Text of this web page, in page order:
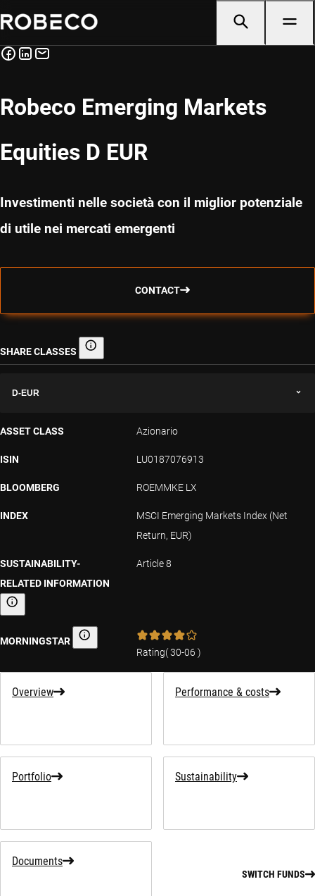
Robeco Emerging Markets
Equities D EUR
Investimenti nelle società con il miglior potenziale
di utile nei mercati emergenti
CONTACT
SHARE CLASSES Share classes
D-EUR
ASSET CLASS Azionario
ISIN LU0187076913
BLOOMBERG ROEMMKE LX
INDEX
MSCI Emerging Markets Index (Net
Return, EUR)
SUSTAINABILITY-
RELATED INFORMATION
Sustainability-related information
Article 8
MORNINGSTAR Morningstar
Rating(30-06 )
Overview Performance & costs
Portfolio Sustainability
Documents
SWITCH FUNDS